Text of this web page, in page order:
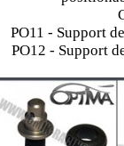
PO11 - Support
PO12 - Support